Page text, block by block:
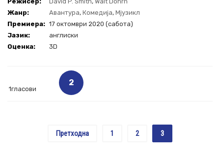
Жанр:
Авантура, Комедија, Мјузикл
Премиера: 17 октомври 2020 (сабота)
Јазик:
англиски
Оценка:
3D
1гласови
2
Претходна 1 2 3